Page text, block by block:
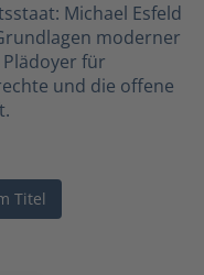
Michael Esfeld
moderner
für
und die offene
Titel